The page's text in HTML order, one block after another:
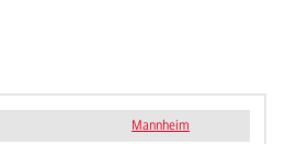
Mannheim